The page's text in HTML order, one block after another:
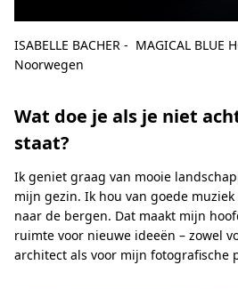
ISABELLE BACHER - MAGICAL BLUE
Noorwegen
Wat doe je als je niet
staat?
Ik geniet graag van mooie
mijn gezin. Ik hou van goede
naar de bergen. Dat maakt mijn
ruimte voor nieuwe ideeën – zowel
architect als voor mijn fotografische